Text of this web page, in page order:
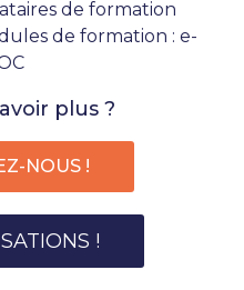
de formation
de formation : e-
plus ?
NOUS !
!